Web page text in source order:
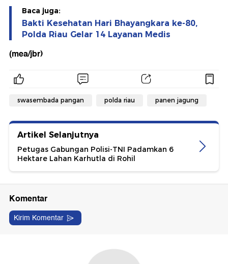
Baca juga:
Bakti Kesehatan Hari Bhayangkara ke-80,
Polda Riau Gelar 14 Layanan Medis
(mea/jbr)
swasembada pangan polda riau panen jagung
Artikel Selanjutnya
Petugas Gabungan Polisi-TNI Padamkan 6
Hektare Lahan Karhutla di Rohil